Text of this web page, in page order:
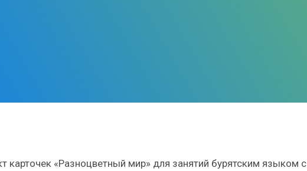
карточек «Разноцветный мир» для занятий бурятским языком с